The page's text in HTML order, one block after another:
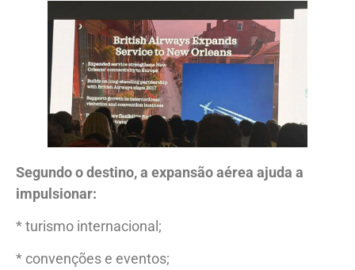
Segundo o destino, a expansão aérea ajuda a
impulsionar:
* turismo internacional;
* convenções e eventos;